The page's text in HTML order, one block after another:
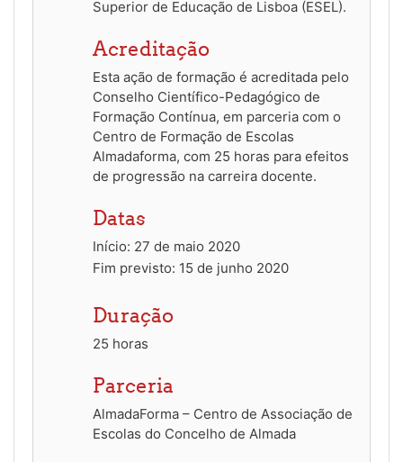
Superior de Educação de Lisboa (ESEL).
Acreditação
Esta ação de formação é acreditada pelo
Conselho Científico-Pedagógico de
Formação Contínua, em parceria com o
Centro de Formação de Escolas
Almadaforma, com 25 horas para efeitos
de progressão na carreira docente.
Datas
Início: 27 de maio 2020
Fim previsto: 15 de junho 2020
Duração
25 horas
Parceria
AlmadaForma – Centro de Associação de
Escolas do Concelho de Almada